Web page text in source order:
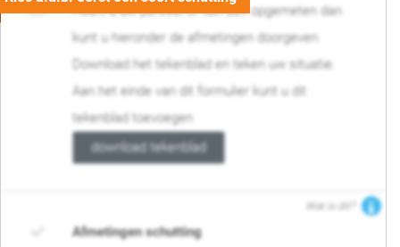
Heeft u uw perceel of tuin zelf opgemeten dan
kunt u hieronder de afmetingen doorgeven.
Download het tekenblad en teken uw situatie.
Aan het einde van dit formulier kunt u dit
tekenblad toevoegen
download tekenblad
Wat is dit?
Afmetingen schutting